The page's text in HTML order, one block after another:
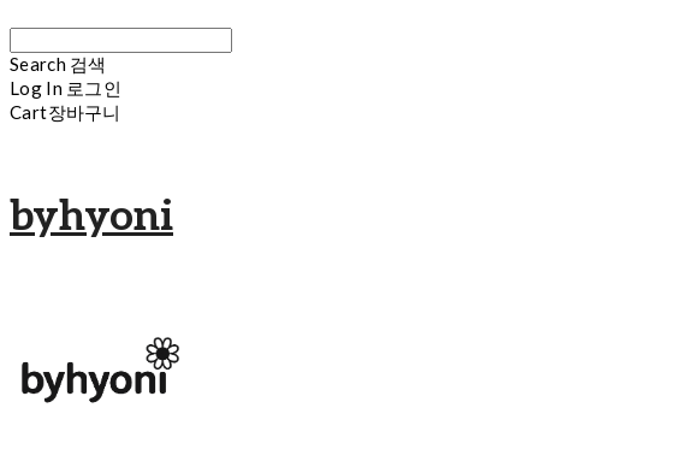
Search 검색
Log In 로그인
Cart장바구니
byhyoni